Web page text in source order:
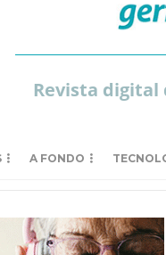
Revista
A FONDO